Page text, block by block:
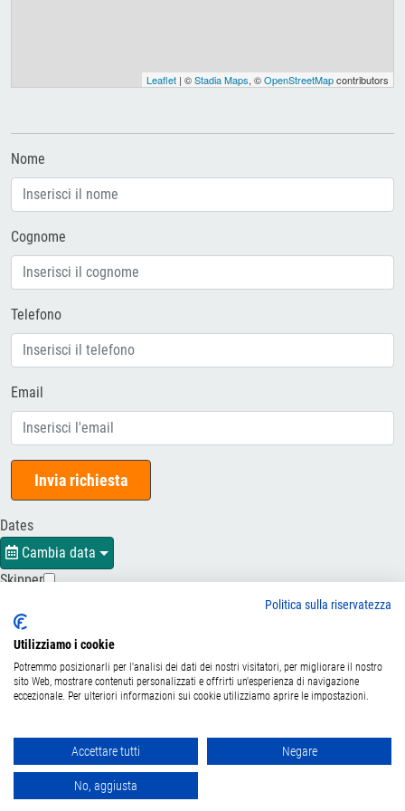
Leaflet | ©Stadia Maps, ©OpenStreetMapcontributors
Nome
Cognome
Telefono
Email
Invia richiesta
Dates
Cambia data
Skipper
Centro Prenotazioni 0105733006 lun-ven 9/19 - sab 9/13 (32 linee)
Taoticket S.r.l. Via Brigata Liguria, 3/21 16121 Genova
06206400720 - Capitale Sociale € 100.000,00 i.v. - Iscritta alla
Camera di Commercio di Genova con REA 433093. - Aut. Prov. n°
6167/131601 - Assicurazione Unipol - polizza n. 206484182
Politica sulla riservatezza
Utilizziamo i cookie
Potremmo posizionarli per l'analisi dei dati dei nostri visitatori, per migliorare il nostro
sito Web, mostrare contenuti personalizzati e offrirti un'esperienza di navigazione
eccezionale. Per ulteriori informazioni sui cookie utilizziamo aprire le impostazioni.
Accettare tutti Negare
No, aggiusta